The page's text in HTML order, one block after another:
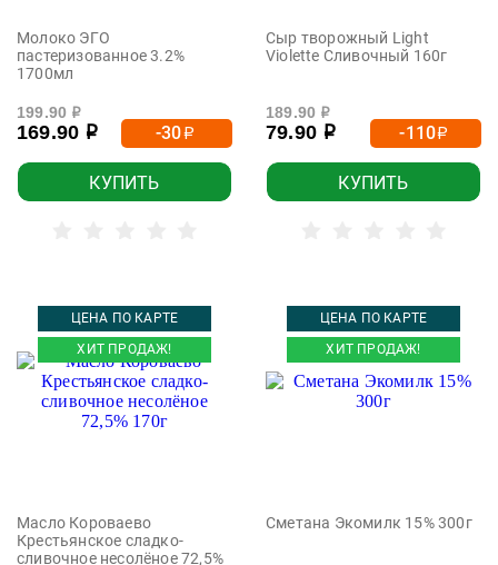
Молоко ЭГО
пастеризованное 3.2%
1700мл
199.90 р
169.90 р -30р
КУПИТЬ
Сыр творожный Light
Violette Сливочный 160г
189.90 р
79.90 р -110р
КУПИТЬ
ЦЕНА ПО КАРТЕ
ХИТ ПРОДАЖ!
Масло Короваево
Крестьянское сладко-
сливочное несолёное 72,5%
ЦЕНА ПО КАРТЕ
ХИТ ПРОДАЖ!
Сметана Экомилк 15% 300г